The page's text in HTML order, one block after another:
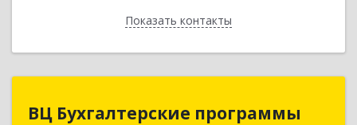
Показать контакты
Назад
ВЦ Бухгалтерские программы